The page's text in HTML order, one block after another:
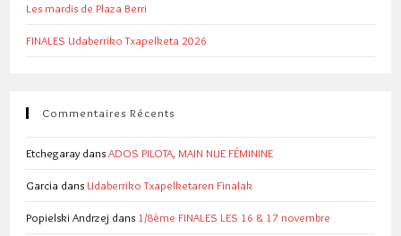
Les mardis de Plaza Berri
FINALES Udaberriko Txapelketa 2026
Commentaires Récents
Etchegaray dansADOS PILOTA, MAIN NUE FÉMININE
Garcia dans Udaberriko Txapelketaren Finalak
Popielski Andrzej dans 1/8ème FINALES LES 16 & 17 novembre